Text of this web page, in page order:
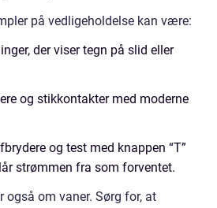
på vedligeholdelse kan være:
der viser tegn på slid eller
og stikkontakter med moderne
og test med knappen “T”
strømmen fra som forventet.
også om vaner. Sørg for, at